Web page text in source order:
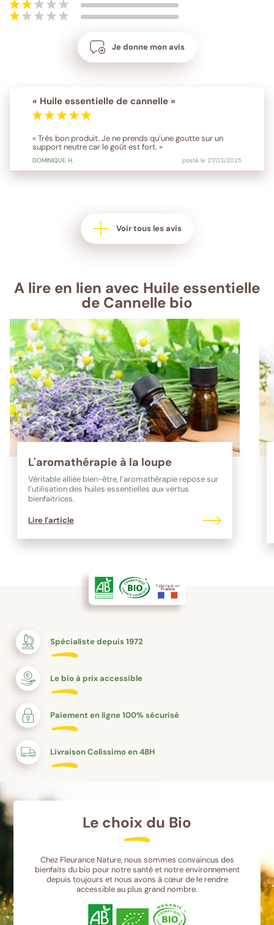
Je donne mon avis
« Huile essentielle de cannelle »
« Très bon produit. Je ne prends qu’une goutte sur un
support neutre car le goût est fort. »
DOMINIQUE H. posté le 27/03/2025
Voir tous les avis
A lire en lien avec Huile essentielle
de Cannelle bio
L'aromathérapie à la loupe
Véritable alliée bien-être, l’aromathérapie repose sur
l’utilisation des huiles essentielles aux vertus
bienfaitrices.
Lire l’article
Fabriqué en
France
Spécialiste depuis 1972
Le bio à prix accessible
Paiement en ligne 100% sécurisé
Livraison Colissimo en 48H
Le choix du Bio
Chez Fleurance Nature, nous sommes convaincus des
bienfaits du bio pour notre santé et notre environnement
depuis toujours et nous avons à cœur de le rendre
accessible au plus grand nombre.